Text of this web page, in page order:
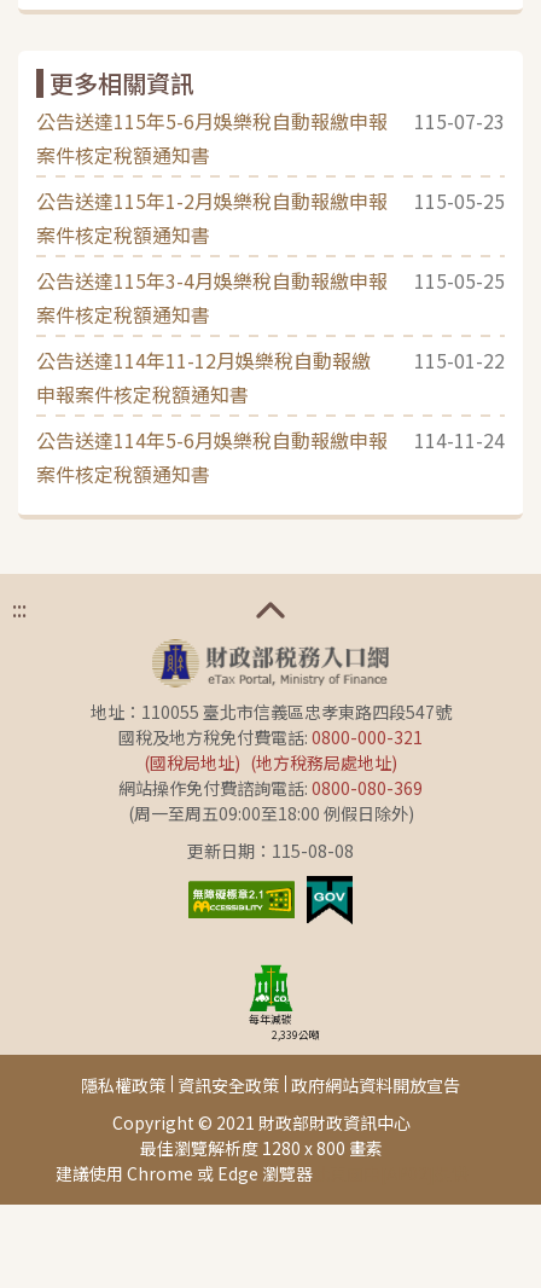
更多相關資訊
公告送達115年5-6月娛樂稅自動報繳申報
案件核定稅額通知書
115-07-23
公告送達115年1-2月娛樂稅自動報繳申報
案件核定稅額通知書
115-05-25
公告送達115年3-4月娛樂稅自動報繳申報
案件核定稅額通知書
115-05-25
公告送達114年11-12月娛樂稅自動報繳
申報案件核定稅額通知書
115-01-22
公告送達114年5-6月娛樂稅自動報繳申報
案件核定稅額通知書
114-11-24
:::
地址：110055 臺北市信義區忠孝東路四段547號
國稅及地方稅免付費電話: 0800-000-321
(國稅局地址) (地方稅務局處地址)
網站操作免付費諮詢電話: 0800-080-369
(周一至周五09:00至18:00 例假日除外)
更新日期：115-08-08
每年減碳
2,339公噸
Copyright © 2021 財政部財政資訊中心
最佳瀏覽解析度 1280 x 800 畫素
建議使用 Chrome 或 Edge 瀏覽器此頁面由[AP02]提供
隱私權政策 資訊安全政策 政府網站資料開放宣告